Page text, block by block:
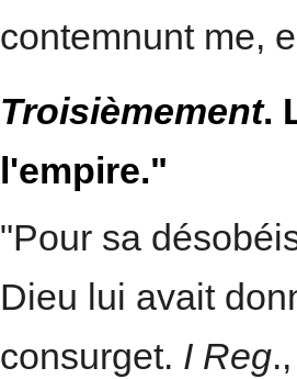
contemnunt me,
Troisièmement.
l'empire."
"Pour sa
Dieu lui avait
consurget. I Reg